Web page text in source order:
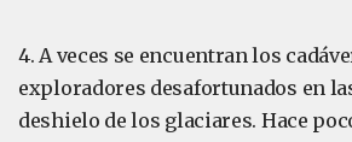
4. A veces se encuentran los
exploradores desafortunados en
deshielo de los glaciares. Hace